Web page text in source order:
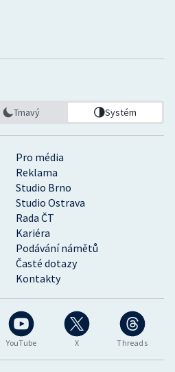
YouTube X Threads
Pro média
Reklama
Studio Brno
Studio Ostrava
Rada ČT
Kariéra
Podávání námětů
Časté dotazy
Kontakty
Tmavý Systém